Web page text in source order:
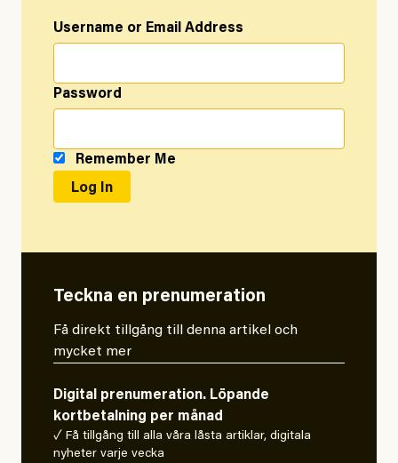
Username or Email Address
Password
Remember Me
Teckna en prenumeration
Få direkt tillgång till denna artikel och
mycket mer
Digital prenumeration. Löpande
kortbetalning per månad
✓ Få tillgång till alla våra låsta artiklar, digitala
nyheter varje vecka